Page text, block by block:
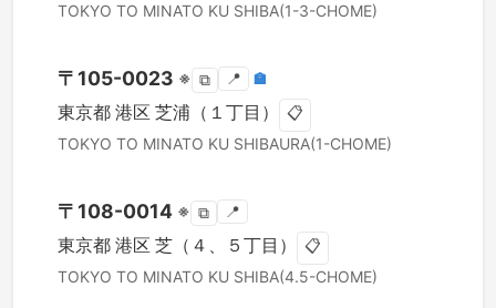
TOKYO TO MINATO KU SHIBA(1-3-CHOME)
〒 105-0023 ※ ⧉ 📍 🏣
東京都 港区 芝浦（１丁目） 📋
TOKYO TO MINATO KU SHIBAURA(1-CHOME)
〒 108-0014 ※ ⧉ 📍
東京都 港区 芝（４、５丁目） 📋
TOKYO TO MINATO KU SHIBA(4.5-CHOME)